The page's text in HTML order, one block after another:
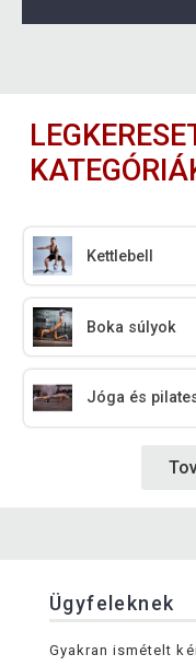
Kettlebell
Boka súlyok
Jóga és
Ügyfeleknek
Gyakran ismételt